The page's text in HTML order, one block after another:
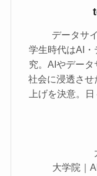
データサ
学生時代はAI
究。AIやデー
社会に浸透させ
上げを決意。
大学院｜